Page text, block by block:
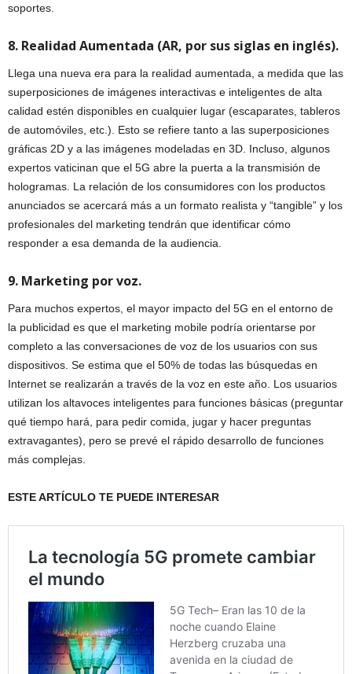
soportes.
8. Realidad Aumentada (AR, por sus siglas en inglés).
Llega una nueva era para la realidad aumentada, a medida que las
superposiciones de imágenes interactivas e inteligentes de alta
calidad estén disponibles en cualquier lugar (escaparates, tableros
de automóviles, etc.). Esto se refiere tanto a las superposiciones
gráficas 2D y a las imágenes modeladas en 3D. Incluso, algunos
expertos vaticinan que el 5G abre la puerta a la transmisión de
hologramas. La relación de los consumidores con los productos
anunciados se acercará más a un formato realista y “tangible” y los
profesionales del marketing tendrán que identificar cómo
responder a esa demanda de la audiencia.
9. Marketing por voz.
Para muchos expertos, el mayor impacto del 5G en el entorno de
la publicidad es que el marketing mobile podría orientarse por
completo a las conversaciones de voz de los usuarios con sus
dispositivos. Se estima que el 50% de todas las búsquedas en
Internet se realizarán a través de la voz en este año. Los usuarios
utilizan los altavoces inteligentes para funciones básicas (preguntar
qué tiempo hará, para pedir comida, jugar y hacer preguntas
extravagantes), pero se prevé el rápido desarrollo de funciones
más complejas.
ESTE ARTÍCULO TE PUEDE INTERESAR